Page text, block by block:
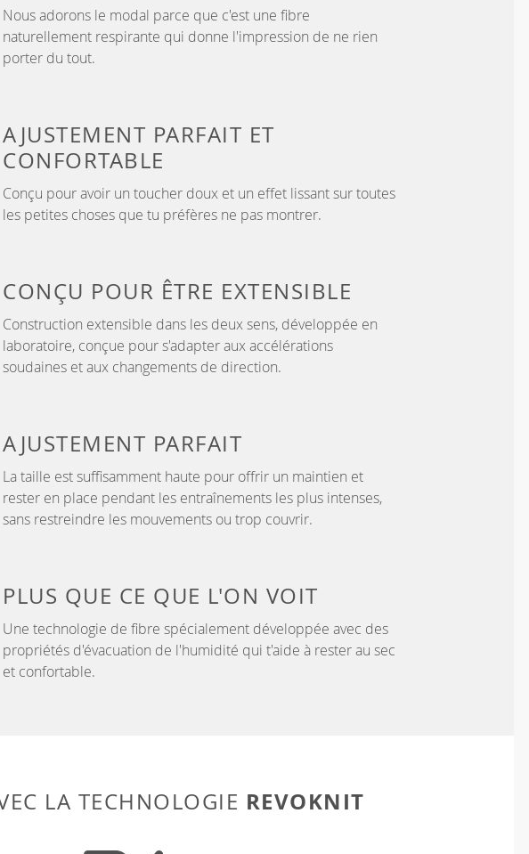
Nous adorons le modal parce que c'est une fibre
naturellement respirante qui donne l'impression de ne rien
porter du tout.
AJUSTEMENT PARFAIT ET
CONFORTABLE
Conçu pour avoir un toucher doux et un effet lissant sur toutes
les petites choses que tu préfères ne pas montrer.
CONÇU POUR ÊTRE EXTENSIBLE
Construction extensible dans les deux sens, développée en
laboratoire, conçue pour s'adapter aux accélérations
soudaines et aux changements de direction.
AJUSTEMENT PARFAIT
La taille est suffisamment haute pour offrir un maintien et
rester en place pendant les entraînements les plus intenses,
sans restreindre les mouvements ou trop couvrir.
PLUS QUE CE QUE L'ON VOIT
Une technologie de fibre spécialement développée avec des
propriétés d'évacuation de l'humidité qui t'aide à rester au sec
et confortable.
LA TECHNOLOGIE REVOKNIT